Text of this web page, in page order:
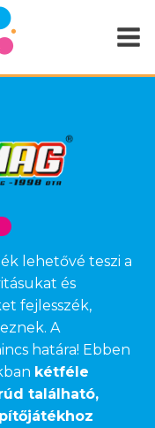
lehetővé teszi a
és
fejlesszék,
A
határa! Ebben
kétféle
található,